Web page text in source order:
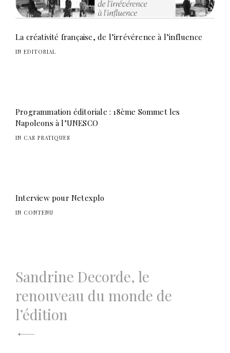
La créativité française, de l’irrévérence à l’influence
IN EDITORIAL
Programmation éditoriale : 18ème Sommet les
Napoleons à l’UNESCO
IN CAS PRATIQUES
Interview pour Netexplo
IN CONTENU
Navigation
de
l’article
Sandrine Decorde, le
renouveau du monde de
l’édition